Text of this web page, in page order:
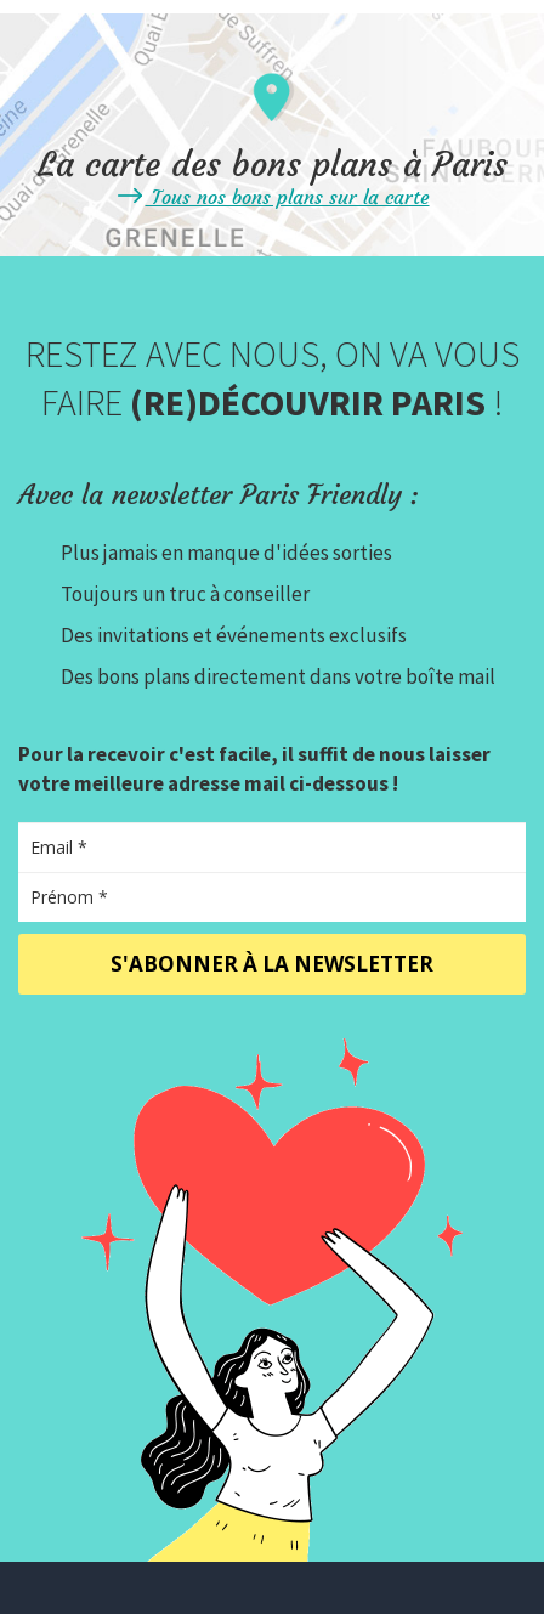
La carte des bons plans à Paris
Tous nos bons plans sur la carte
RESTEZ AVEC NOUS, ON VA VOUS
FAIRE (RE)DÉCOUVRIR PARIS !
Avec la newsletter Paris Friendly :
Plus jamais en manque d'idées sorties
Toujours un truc à conseiller
Des invitations et événements exclusifs
Des bons plans directement dans votre boîte mail
Pour la recevoir c'est facile, il suffit de nous laisser
votre meilleure adresse mail ci-dessous !
S'ABONNER À LA NEWSLETTER